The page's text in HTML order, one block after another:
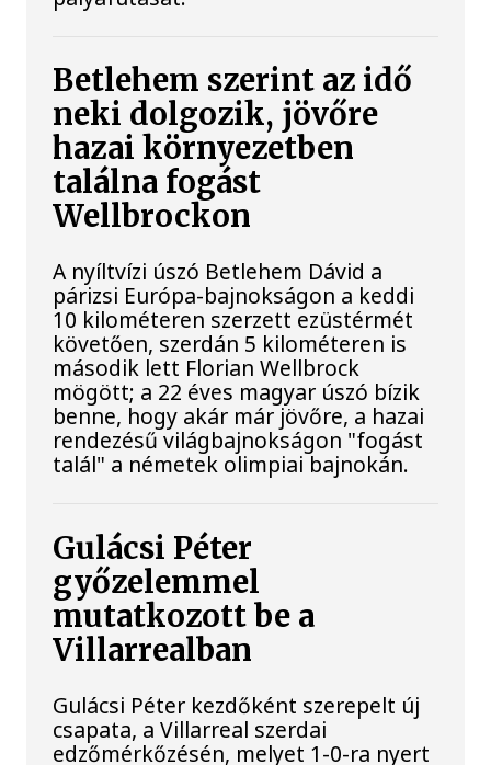
Betlehem szerint az idő
neki dolgozik, jövőre
hazai környezetben
találna fogást
Wellbrockon
A nyíltvízi úszó Betlehem Dávid a
párizsi Európa-bajnokságon a keddi
10 kilométeren szerzett ezüstérmét
követően, szerdán 5 kilométeren is
második lett Florian Wellbrock
mögött; a 22 éves magyar úszó bízik
benne, hogy akár már jövőre, a hazai
rendezésű világbajnokságon "fogást
talál" a németek olimpiai bajnokán.
Gulácsi Péter
győzelemmel
mutatkozott be a
Villarrealban
Gulácsi Péter kezdőként szerepelt új
csapata, a Villarreal szerdai
edzőmérkőzésén, melyet 1-0-ra nyert